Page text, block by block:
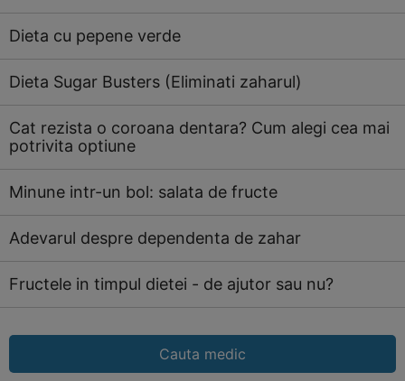
Dieta cu pepene verde
Dieta Sugar Busters (Eliminati zaharul)
Cat rezista o coroana dentara? Cum alegi cea mai
potrivita optiune
Minune intr-un bol: salata de fructe
Adevarul despre dependenta de zahar
Fructele in timpul dietei - de ajutor sau nu?
Cauta medic